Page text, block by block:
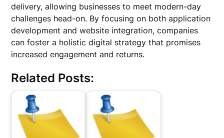
delivery, allowing businesses to meet modern-day
challenges head-on. By focusing on both application
development and website integration, companies
can foster a holistic digital strategy that promises
increased engagement and returns.
Related Posts: